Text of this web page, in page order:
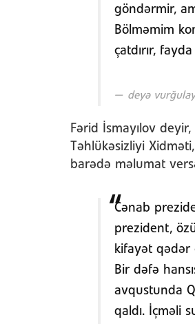
göndərmir,
Bölməmim
çatdırır,
deyə
Fərid İsmayılov
Təhlükəsizliyi
barədə məlumat
Cənab
prezident,
kifayət qədər
Bir dəfə
avqustunda
qaldı. İçməli